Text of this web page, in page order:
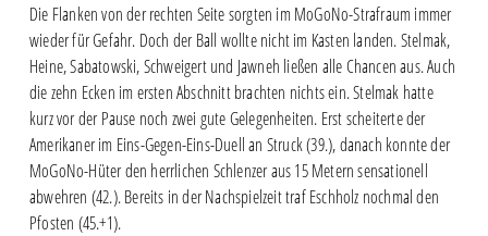
Die Flanken von der rechten Seite sorgten im MoGoNo-Strafraum immer
wieder für Gefahr. Doch der Ball wollte nicht im Kasten landen. Stelmak,
Heine, Sabatowski, Schweigert und Jawneh ließen alle Chancen aus. Auch
die zehn Ecken im ersten Abschnitt brachten nichts ein. Stelmak hatte
kurz vor der Pause noch zwei gute Gelegenheiten. Erst scheiterte der
Amerikaner im Eins-Gegen-Eins-Duell an Struck (39.), danach konnte der
MoGoNo-Hüter den herrlichen Schlenzer aus 15 Metern sensationell
abwehren (42.). Bereits in der Nachspielzeit traf Eschholz nochmal den
Pfosten (45.+1).